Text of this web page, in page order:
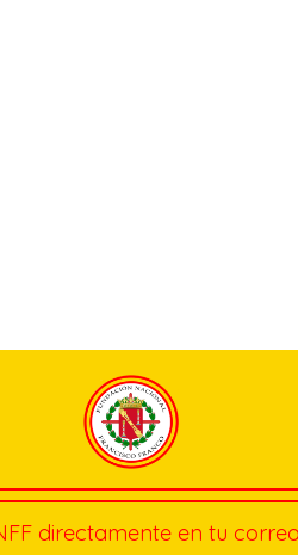
directamente en tu